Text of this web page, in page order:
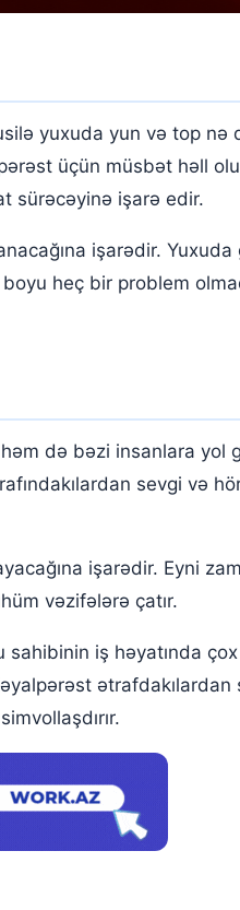
yuxuda yun və top
üçün müsbət həll
sürəcəyinə işarə edir.
işarədir.
heç bir problem
də bəzi insanlara yol
sevgi və
işarədir. Eyni
vəzifələrə çatır.
iş həyatında